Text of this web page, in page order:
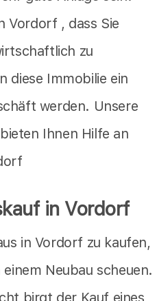
Vordorf , dass Sie
zu
diese Immobilie ein
werden. Unsere
Ihnen Hilfe an
in Vordorf
in Vordorf zu kaufen,
Neubau scheuen.
birgt der Kauf eines